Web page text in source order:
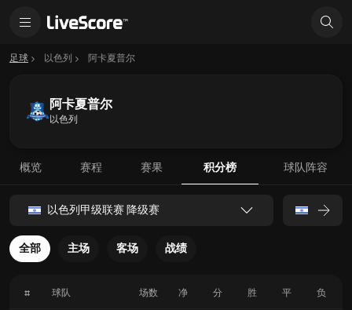
足球 以色列 阿卡夏普尔
阿卡夏普尔
以色列
概览 赛程 赛果 积分榜 球队阵容
以色列甲级联赛 降级赛
全部 主场 客场 战绩
# 球队 场数 净 分 胜 平 负